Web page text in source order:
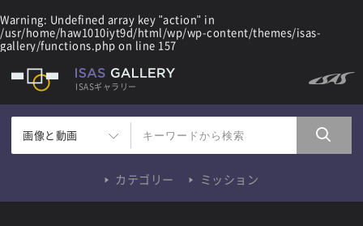
Warning: Undefined array key "action" in
/usr/home/haw1010iyt9d/html/wp/wp-content/themes/isas-
gallery/functions.php on line 157
ISASギャラリー
画像と動画
カテゴリー ミッション